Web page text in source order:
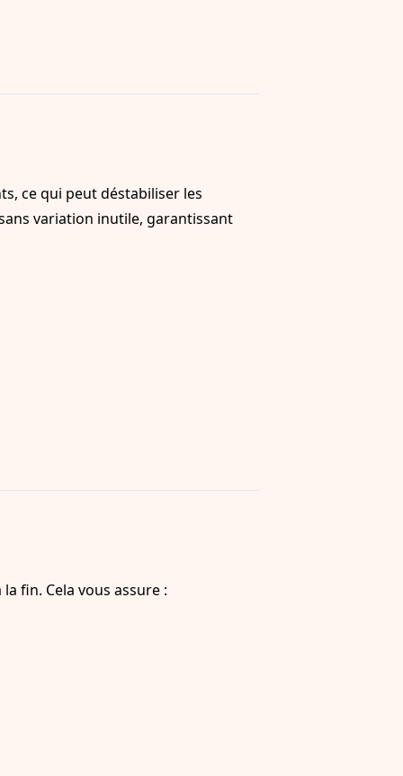
ce qui peut déstabiliser les
variation inutile, garantissant
fin. Cela vous assure :